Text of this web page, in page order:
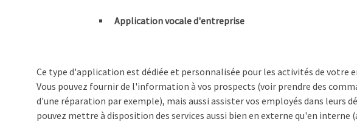
Application vocale d'entreprise
Ce type d'application est dédiée et personnalisée pour les activités de votre
Vous pouvez fournir de l'information à vos prospects (voir prendre des
d'une réparation par exemple), mais aussi assister vos employés dans leurs
pouvez mettre à disposition des services aussi bien en externe qu'en